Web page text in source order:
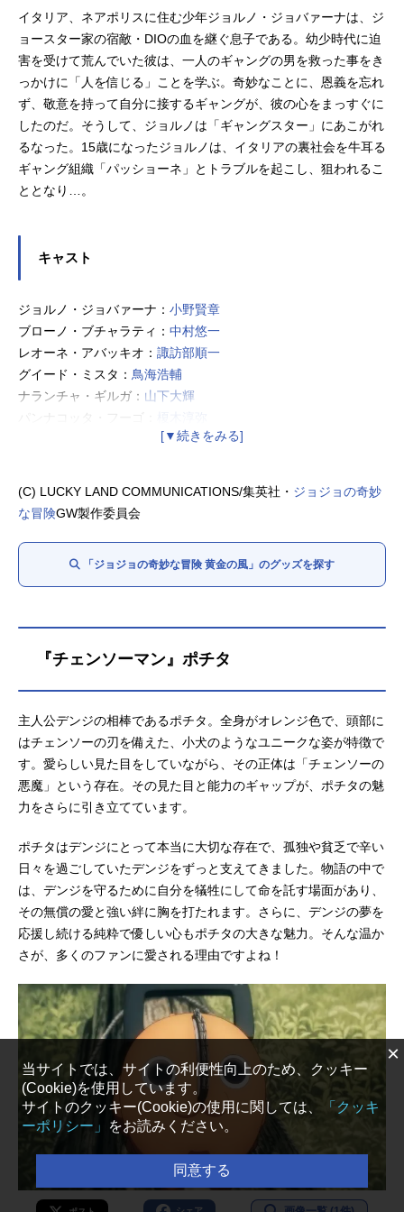
イタリア、ネアポリスに住む少年ジョルノ・ジョバァーナは、ジ
ョースター家の宿敵・DIOの血を継ぐ息子である。幼少時代に迫
害を受けて荒んでいた彼は、一人のギャングの男を救った事をき
っかけに「人を信じる」ことを学ぶ。奇妙なことに、恩義を忘れ
ず、敬意を持って自分に接するギャングが、彼の心をまっすぐに
したのだ。そうして、ジョルノは「ギャングスター」にあこがれ
るなった。15歳になったジョルノは、イタリアの裏社会を牛耳る
ギャング組織「パッショーネ」とトラブルを起こし、狙われるこ
ととなり…。
キャスト
ジョルノ・ジョバァーナ： 小野賢章
ブローノ・ブチャラティ： 中村悠一
レオーネ・アバッキオ： 諏訪部順一
グイード・ミスタ： 鳥海浩輔
ナランチャ・ギルガ： 山下大輝
パンナコッタ・フーゴ：
千本木彩花
ホルマジオ：
福島潤
プロシュート：鈴木達央
木村昴
メローネ：間島淳司
(C) LUCKY LAND COMMUNICATIONS/集英社・ ジョジョの奇妙
な冒険GW製作委員会
「ジョジョの奇妙な冒険 黄金の風」のグッズを探す
『チェンソーマン』ポチタ
主人公デンジの相棒であるポチタ。全身がオレンジ色で、頭部に
はチェンソーの刃を備えた、小犬のようなユニークな姿が特徴で
す。愛らしい見た目をしていながら、その正体は「チェンソーの
悪魔」という存在。その見た目と能力のギャップが、ポチタの魅
力をさらに引き立てています。
ポチタはデンジにとって本当に大切な存在で、孤独や貧乏で辛い
日々を過ごしていたデンジをずっと支えてきました。物語の中で
は、デンジを守るために自分を犠牲にして命を託す場面があり、
その無償の愛と強い絆に胸を打たれます。さらに、デンジの夢を
応援し続ける純粋で優しい心もポチタの大きな魅力。そんな温か
さが、多くのファンに愛される理由ですよね！
×
当サイトでは、サイトの利便性向上のため、クッキー
(Cookie)を使用しています。
サイトのクッキー(Cookie)の使用に関しては、
「クッキ
ーポリシー」
をお読みください。
同意する